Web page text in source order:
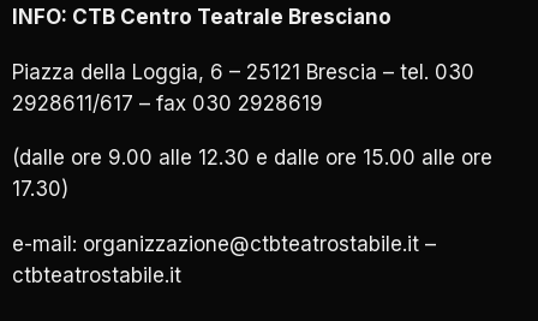
INFO: CTB Centro Teatrale Bresciano
Piazza della Loggia, 6 – 25121 Brescia – tel. 030
2928611/617 – fax 030 2928619
(dalle ore 9.00 alle 12.30 e dalle ore 15.00 alle ore
17.30)
e-mail: organizzazione@ctbteatrostabile.it –
ctbteatrostabile.it